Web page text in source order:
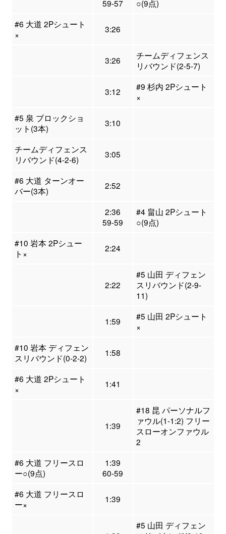
59-57
○(9点)
#6 大道 2Pシュート
×
3:26
3:26
チームディフェンス
リバウンド(2-5-7)
3:12
#9 杉内 2Pシュート
×
#5 泉 ブロックショ
ット(3本)
3:10
チームディフェンス
リバウンド(4-2-6)
3:05
#6 大道 ターンオー
バー(3本)
2:52
2:36
59-59
#4 畠山 2Pシュート
○(9点)
#10 岩本 2Pシュー
ト×
2:24
2:22
#5 山田 ディフェン
スリバウンド(2-9-
11)
1:59
#5 山田 2Pシュート
×
#10 岩本 ディフェン
スリバウンド(0-2-2)
1:58
#6 大道 2Pシュート
×
1:41
1:39
#18 昆 パーソナルフ
ァウル(1-1:2) フリー
スローオンファウル
2
#6 大道 フリースロ
ー○(9点)
1:39
60-59
#6 大道 フリースロ
ー×
1:39
#5 山田 ディフェン